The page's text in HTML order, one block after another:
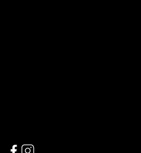
Link missing Display text from
Link missing Display text